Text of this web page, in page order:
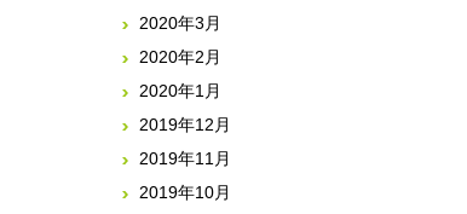
2020年3月
2020年2月
2020年1月
2019年12月
2019年11月
2019年10月